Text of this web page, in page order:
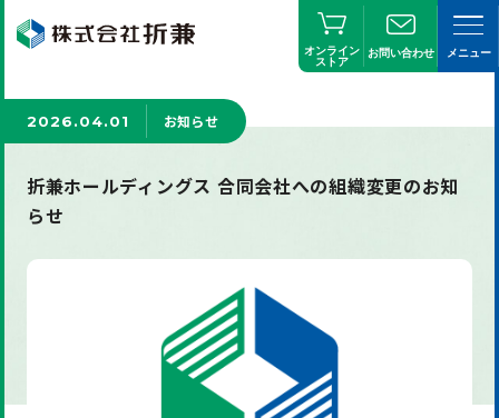
オンライン
ストア
お問い合わせ メニュー
2026.04.01 お知らせ
折兼ホールディングス 合同会社への組織変更のお知
らせ